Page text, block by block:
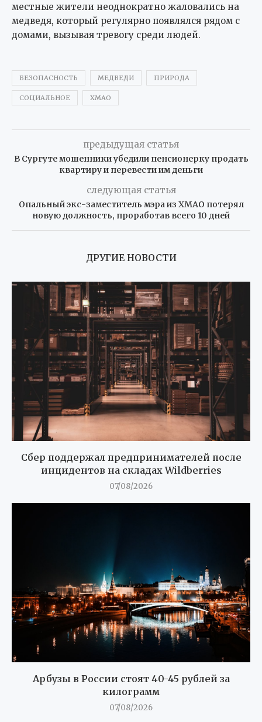
местные жители неоднократно жаловались на
медведя, который регулярно появлялся рядом с
домами, вызывая тревогу среди людей.
БЕЗОПАСНОСТЬ МЕДВЕДИ ПРИРОДА
СОЦИАЛЬНОЕ ХМАО
предыдущая статья
В Сургуте мошенники убедили пенсионерку продать
квартиру и перевести им деньги
следующая статья
Опальный экс-заместитель мэра из ХМАО потерял
новую должность, проработав всего 10 дней
ДРУГИЕ НОВОСТИ
Сбер поддержал предпринимателей после
инцидентов на складах Wildberries
07/08/2026
Арбузы в России стоят 40-45 рублей за
килограмм
07/08/2026